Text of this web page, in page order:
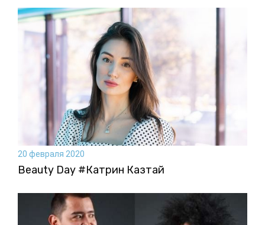
20 февраля 2020
Beauty Day #Катрин Казтай